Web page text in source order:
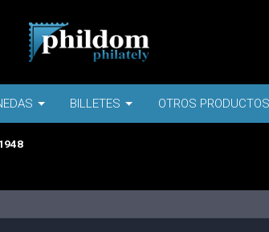
BILLETES OTROS PRODUCTOS